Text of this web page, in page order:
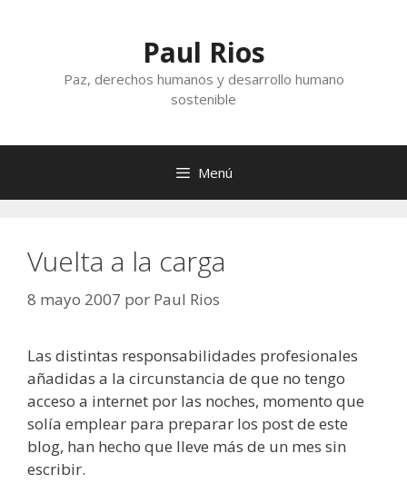
Paul Rios
Paz, derechos humanos y desarrollo humano
sostenible
Menú
Vuelta a la carga
8 mayo 2007 por Paul Rios
Las distintas responsabilidades profesionales
añadidas a la circunstancia de que no tengo
acceso a internet por las noches, momento que
solía emplear para preparar los post de este
blog, han hecho que lleve más de un mes sin
escribir.